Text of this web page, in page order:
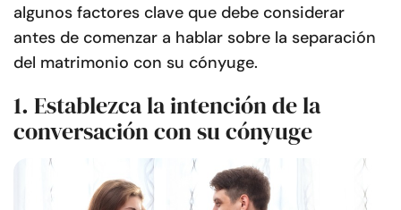
algunos factores clave que debe considerar
antes de comenzar a hablar sobre la separación
del matrimonio con su cónyuge.
1. Establezca la intención de la
conversación con su cónyuge